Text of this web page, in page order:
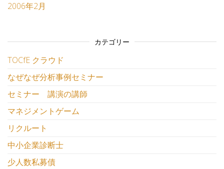
2006年2月
カテゴリー
TOCfE クラウド
なぜなぜ分析事例セミナー
セミナー 講演の講師
マネジメントゲーム
リクルート
中小企業診断士
少人数私募債